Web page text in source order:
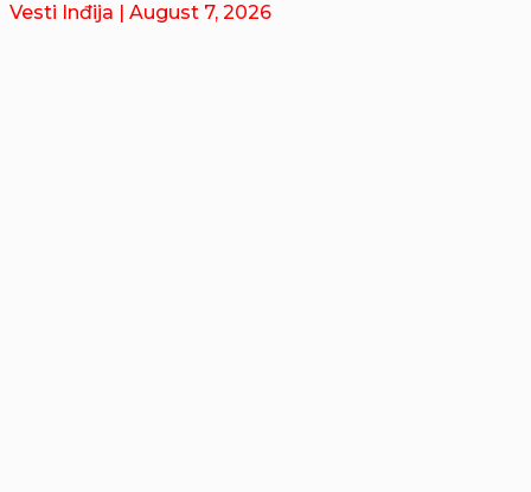
Vesti Inđija | August 7, 2026